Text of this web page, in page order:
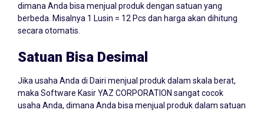
berbeda. Misalnya 1 Lusin = 12 Pcs dan harga akan dihitung
secara otomatis.
maka Software Kasir YAZ CORPORATION sangat cocok
usaha Anda, dimana Anda bisa menjual produk dalam satuan
desimal seperti Gram, Kilogram, Centimeter, Milimeter, dan